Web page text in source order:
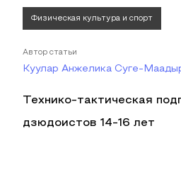
Физическая культура и спорт
Автор статьи
Куулар Анжелика Суге-
Технико-тактическая
дзюдоистов 14-16 лет